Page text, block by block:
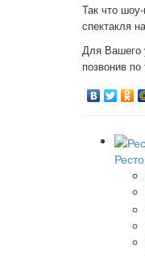
Так что
спектакля
Для Вашего
позвонив